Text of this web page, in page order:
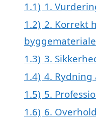
1.1) 1.
1.2) 2. Korrekt
1.3) 3.
1.4) 4.
1.5) 5.
1.6) 6.